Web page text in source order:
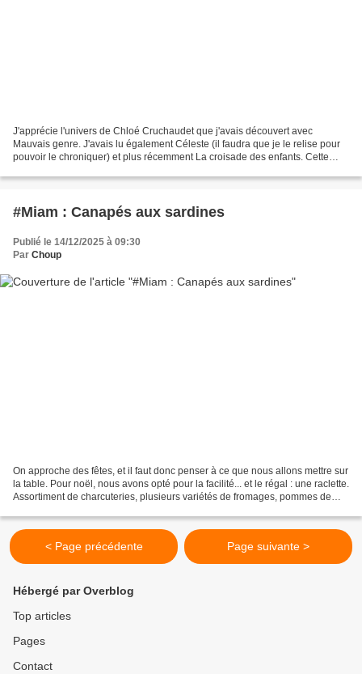
J'apprécie l'univers de Chloé Cruchaudet que j'avais découvert avec
Mauvais genre. J'avais lu également Céleste (il faudra que je le relise pour
pouvoir le chroniquer) et plus récemment La croisade des enfants. Cette
#Miam : Canapés aux sardines
Publié le 14/12/2025 à 09:30
Par Choup
On approche des fêtes, et il faut donc penser à ce que nous allons mettre sur
la table. Pour noël, nous avons opté pour la facilité... et le régal : une raclette.
Assortiment de charcuteries, plusieurs variétés de fromages, pommes de
< Page précédente Page suivante >
Hébergé par Overblog
Top articles
Pages
Contact